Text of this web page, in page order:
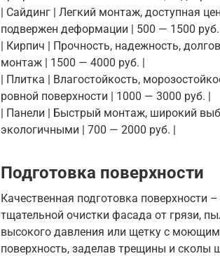
| Сайдинг | Легкий монтаж, доступная
подвержен деформации | 500 — 1500
| Кирпич | Прочность, надежность,
монтаж | 1500 — 4000 руб. |
| Плитка | Влагостойкость,
ровной поверхности | 1000 — 3000 руб. |
| Панели | Быстрый монтаж, широкий
экологичными | 700 — 2000 руб. |
Подготовка поверхности
Качественная подготовка поверхности
тщательной очистки фасада от грязи,
высокого давления или щетку с
поверхность, заделав трещины и